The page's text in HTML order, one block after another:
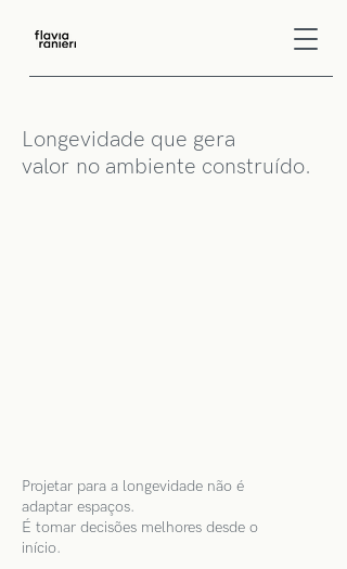
Longevidade que gera
valor no ambiente construído.
Projetar para a longevidade não é
adaptar espaços.
É tomar decisões melhores desde o
início.